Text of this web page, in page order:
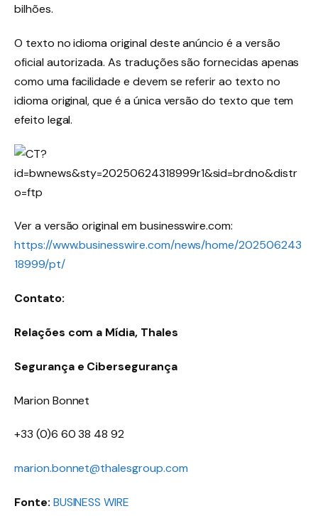
bilhões.
O texto no idioma original deste anúncio é a versão
oficial autorizada. As traduções são fornecidas apenas
como uma facilidade e devem se referir ao texto no
idioma original, que é a única versão do texto que tem
efeito legal.
Ver a versão original em businesswire.com:
https://www.businesswire.com/news/home/202506243
18999/pt/
Contato:
Relações com a Mídia, Thales
Segurança e Cibersegurança
Marion Bonnet
+33 (0)6 60 38 48 92
marion.bonnet@thalesgroup.com
Fonte: BUSINESS WIRE